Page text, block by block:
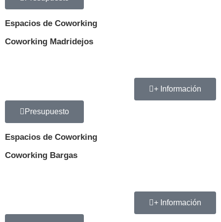
Espacios de Coworking
Coworking Madridejos
+ Información
Presupuesto
Espacios de Coworking
Coworking Bargas
+ Información